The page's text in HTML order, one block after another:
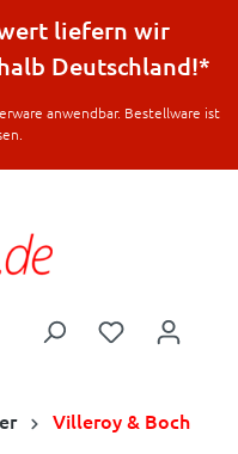
liefern wir
Deutschland!*
anwendbar. Bestellware ist
Villeroy & Boch